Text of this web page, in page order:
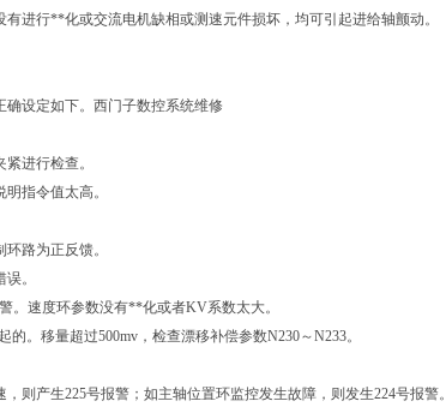
进行**化或交流电机缺相或测速元件损坏，均可引起进给轴颤动。
设定如下。西门子数控系统维修
进行检查。
指令值太高。
路为正反馈。
。
。速度环参数没有**化或者KV系数太大。
的。移量超过500mv，检查漂移补偿参数N230～N233。
则产生225号报警；如主轴位置环监控发生故障，则发生224号报警。